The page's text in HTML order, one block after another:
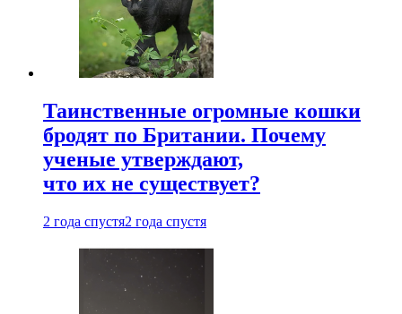
Таинственные огромные кошки
бродят по Британии. Почему
ученые утверждают,
что их не существует?
2 года спустя2 года спустя